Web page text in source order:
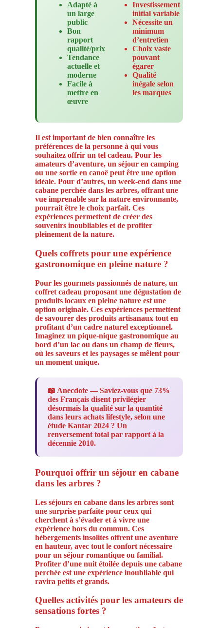
Adapté à
un large
public
Bon
rapport
qualité/prix
Tendance
actuelle et
moderne
Facile à
mettre en
œuvre
Investissement
initial variable
Nécessite un
minimum
d’entretien
Choix vaste
pouvant
égarer
Qualité
inégale selon
les marques
Il est important de bien connaître les
préférences de la personne à qui vous
souhaitez offrir un tel cadeau. Pour les
amateurs d’aventure, un séjour en camping
ou une sortie en canoë peut être une option
idéale. Pour d’autres, un week-end dans une
cabane perchée dans les arbres, offrant une
vue imprenable sur la nature environnante,
pourrait être le choix parfait. Ces
expériences permettent de créer des
souvenirs inoubliables et de profiter
pleinement de la nature.
Quels coffrets pour une expérience
gastronomique en pleine nature ?
Pour les gourmets passionnés de nature, un
coffret cadeau proposant une dégustation de
produits locaux en pleine nature est une
option originale. Ces expériences permettent
de savourer des produits artisanaux tout en
profitant d’un cadre naturel exceptionnel.
Imaginez un pique-nique gastronomique au
bord d’un lac ou dans un champ de fleurs,
où les saveurs et les paysages se mêlent pour
un moment unique.
📖 Anecdote — Saviez-vous que 73%
des Français disent privilégier
désormais la qualité sur la quantité
dans leurs achats lifestyle, selon une
étude Kantar 2024 ? Un
renversement total par rapport à la
décennie 2010.
Pourquoi offrir un séjour en cabane
dans les arbres ?
Les séjours en cabane dans les arbres sont
une surprise parfaite pour ceux qui
cherchent à s’évader et à vivre une
expérience hors du commun. Ces
hébergements insolites offrent une aventure
en hauteur, avec tout le confort nécessaire
pour un séjour romantique ou familial.
Profiter d’une nuit étoilée depuis une cabane
perchée est une expérience inoubliable qui
ravira petits et grands.
Quelles activités pour les amateurs de
sensations fortes ?